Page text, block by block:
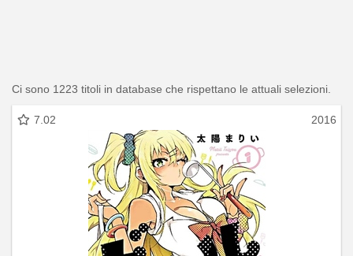
Ci sono 1223 titoli in database che rispettano le attuali selezioni.
7.02 2016